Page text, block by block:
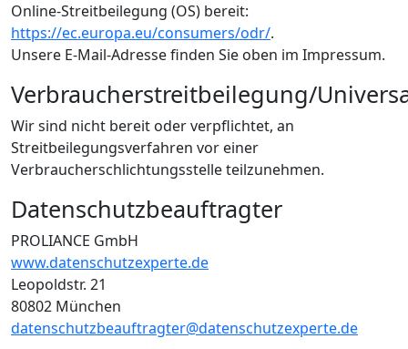
Online-Streitbeilegung (OS) bereit:
https://ec.europa.eu/consumers/odr/.
Unsere E-Mail-Adresse finden Sie oben im Impressum.
Verbraucherstreitbeilegung/
Wir sind nicht bereit oder verpflichtet, an
Streitbeilegungsverfahren vor einer
Verbraucherschlichtungsstelle teilzunehmen.
Datenschutzbeauftragter
PROLIANCE GmbH
www.datenschutzexperte.de
Leopoldstr. 21
80802 München
datenschutzbeauftragter@datenschutzexperte.de